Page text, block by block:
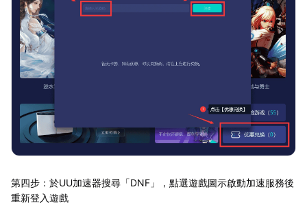
第四步：於UU加速器搜尋「DNF」，點選遊戲圖示啟動加速服務後
重新登入遊戲